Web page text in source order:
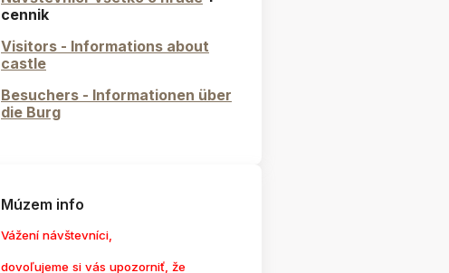
cennik
Visitors - Informations about
castle
Besuchers - Informationen über
die Burg
Múzem info
Vážení návštevníci,
dovoľujeme si vás upozorniť, že